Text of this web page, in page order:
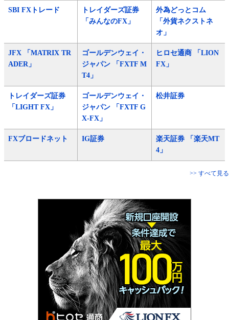
SBI FXトレード
トレイダーズ証券
「みんなのFX」
外為どっとコム
「外貨ネクストネ
オ」
JFX 「MATRIX TR
ADER」
ゴールデンウェイ・
ジャパン 「FXTF M
T4」
ヒロセ通商 「LION
FX」
トレイダーズ証券
「LIGHT FX」
ゴールデンウェイ・
ジャパン 「FXTF G
X-FX」
松井証券
FXブロードネット IG証券
楽天証券 「楽天MT
4」
>> すべて見る